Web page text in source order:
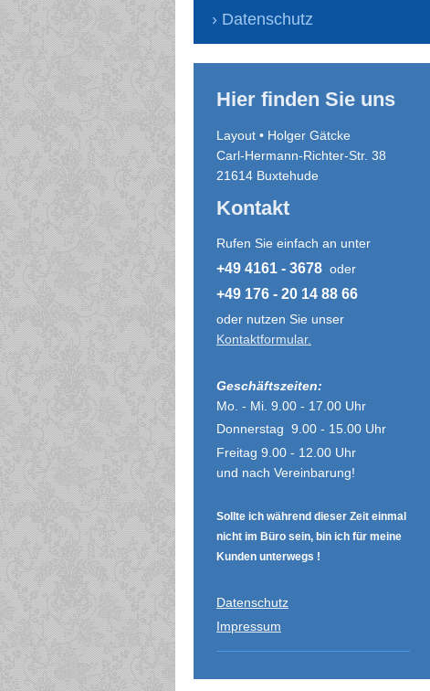
Datenschutz
Hier finden Sie uns
Layout • Holger Gätcke
Carl-Hermann-Richter-Str. 38
21614 Buxtehude
Kontakt
Rufen Sie einfach an unter
+49 4161 - 3678 oder
+49 176 - 20 14 88 66
oder nutzen Sie unser
Kontaktformular.
Geschäftszeiten:
Mo. - Mi. 9.00 - 17.00 Uhr
Donnerstag 9.00 - 15.00 Uhr
Freitag 9.00 - 12.00 Uhr
und nach Vereinbarung!
Sollte ich während dieser Zeit einmal
nicht im Büro sein, bin ich für meine
Kunden unterwegs !
Datenschutz
Impressum